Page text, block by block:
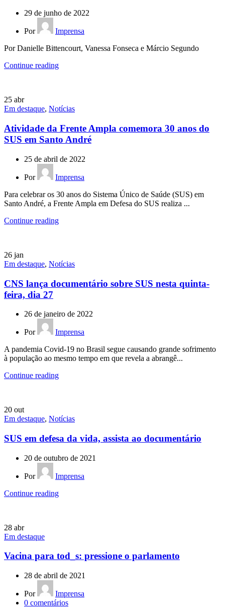
29 de junho de 2022
Por
Imprensa
Por Danielle Bittencourt, Vanessa Fonseca e Márcio Segundo
Continue reading
25 abr
Em destaque, Notícias
Atividade da Frente Ampla comemora 30 anos do
SUS em Santo André
25 de abril de 2022
Por
Imprensa
Para celebrar os 30 anos do Sistema Único de Saúde (SUS) em
Santo André, a Frente Ampla em Defesa do SUS realiza ...
Continue reading
26 jan
Em destaque, Notícias
CNS lança documentário sobre SUS nesta quinta-
feira, dia 27
26 de janeiro de 2022
Por
Imprensa
A pandemia Covid-19 no Brasil segue causando grande sofrimento
à população ao mesmo tempo em que revela a abrangê...
Continue reading
20 out
Em destaque, Notícias
SUS em defesa da vida, assista ao documentário
20 de outubro de 2021
Por
Imprensa
Continue reading
28 abr
Em destaque
Vacina para tod_s: pressione o parlamento
28 de abril de 2021
Por
Imprensa
0 comentários